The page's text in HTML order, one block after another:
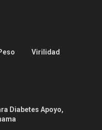
Virilidad
Diabetes Apoyo,